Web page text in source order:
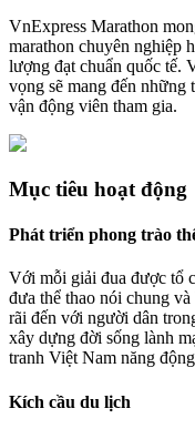
VnExpress Marathon
marathon chuyên nghiệp
lượng đạt chuẩn quốc tế.
vọng sẽ mang đến những
vận động viên tham gia.
Mục tiêu hoạt động
Phát triển phong trào
Với mỗi giải đua được tổ
đưa thể thao nói chung
rãi đến với người dân
xây dựng đời sống lành
tranh Việt Nam năng
Kích cầu du lịch